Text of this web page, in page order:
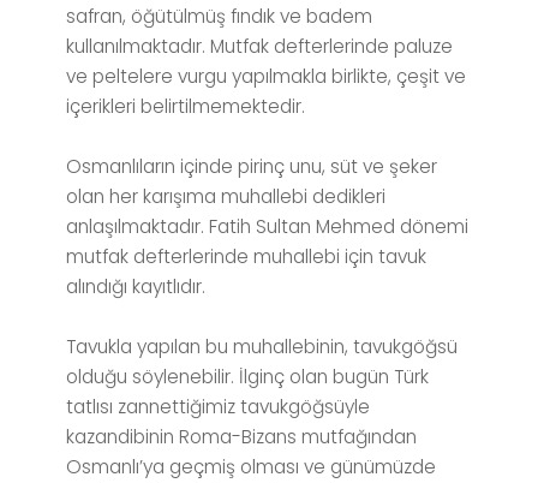
safran, öğütülmüş fındık ve badem
kullanılmaktadır. Mutfak defterlerinde paluze
ve peltelere vurgu yapılmakla birlikte, çeşit ve
içerikleri belirtilmemektedir.
Osmanlıların içinde pirinç unu, süt ve şeker
olan her karışıma muhallebi dedikleri
anlaşılmaktadır. Fatih Sultan Mehmed dönemi
mutfak defterlerinde muhallebi için tavuk
alındığı kayıtlıdır.
Tavukla yapılan bu muhallebinin, tavukgöğsü
olduğu söylenebilir. İlginç olan bugün Türk
tatlısı zannettiğimiz tavukgöğsüyle
kazandibinin Roma-Bizans mutfağından
Osmanlı’ya geçmiş olması ve günümüzde